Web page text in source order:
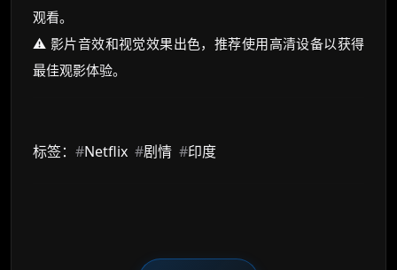
观看。
⚠️ 影片音效和视觉效果出色，推荐使用高清设备以获得
最佳观影体验。
标签： #Netflix #剧情 #印度